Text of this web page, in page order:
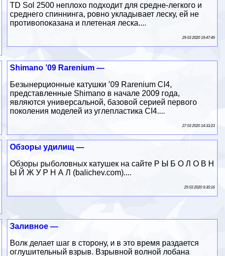
TD Sol 2500 неплохо подходит для средне-легкого и
среднего спиннинга, ровно укладывает леску, ей не
противопоказана и плетеная леска....
29 03 2020 19:47:49
Shimano ’09 Rarenium —
Безынерционные катушки ’09 Rarenium CI4,
представленные Shimano в начале 2009 года,
являются универсальной, базовой серией первого
поколения моделей из углепластика CI4....
27 03 2020 14:33:23
Обзоры удилищ —
Обзоры рыболовных катушек на сайте Р Ы Б О Л О В Н
Ы Й Ж У Р Н А Л (balichev.com)....
25 03 2020 9:30:16
Заливное —
Волк делает шаг в сторону, и в это время раздается
оглушительный взрыв. Взрывной волной лобана